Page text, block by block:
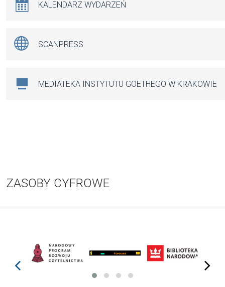
KALENDARZ WYDARZEŃ
SCANPRESS
MEDIATEKA INSTYTUTU GOETHEGO W KRAKOWIE
ZASOBY CYFROWE
prev next